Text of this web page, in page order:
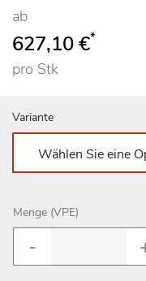
ab
627,10 €*
pro Stk
Variante
Menge (VPE)